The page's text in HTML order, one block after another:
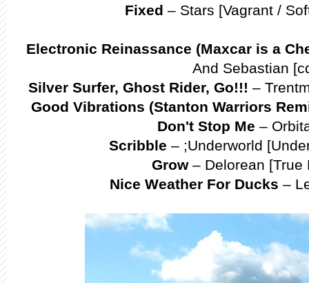
Fixed – Stars [Vagrant /
Electronic Reinassance (Maxcar is a
And Sebastian
Silver Surfer, Ghost Rider, Go!!! –
Good Vibrations (Stanton Warriors
Don't Stop Me –
Scribble – ;Underworld
Grow– Delorean [True
Nice Weather For Ducks –